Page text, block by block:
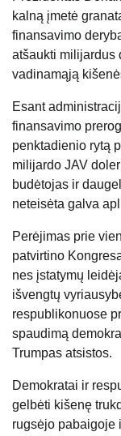
kalną įmetė
finansavimo
atšaukti milijardus
vadinamąją
Esant
finansavimo
penktadienio rytą
milijardo JAV
budėtojas ir
neteisėta galva
Perėjimas prie
patvirtino
nes įstatymų
išvengtų
respublikonuose
spaudimą
Trumpas atsistos.
Demokratai ir
gelbėti kišenę
rugsėjo pabaigoje